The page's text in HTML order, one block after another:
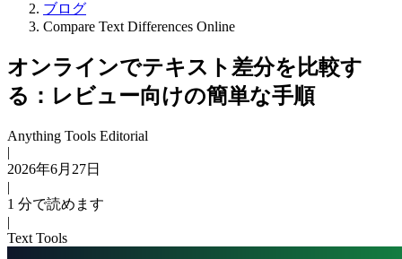
ブログ
Compare Text Differences Online
オンラインでテキスト差分を比較す
る：レビュー向けの簡単な手順
Anything Tools Editorial
|
2026年6月27日
|
1 分で読めます
|
Text Tools